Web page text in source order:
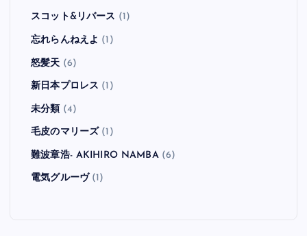
スコット&リバース (1)
忘れらんねえよ (1)
怒髪天 (6)
新日本プロレス (1)
未分類 (4)
毛皮のマリーズ (1)
難波章浩- AKIHIRO NAMBA(6)
電気グルーヴ(1)